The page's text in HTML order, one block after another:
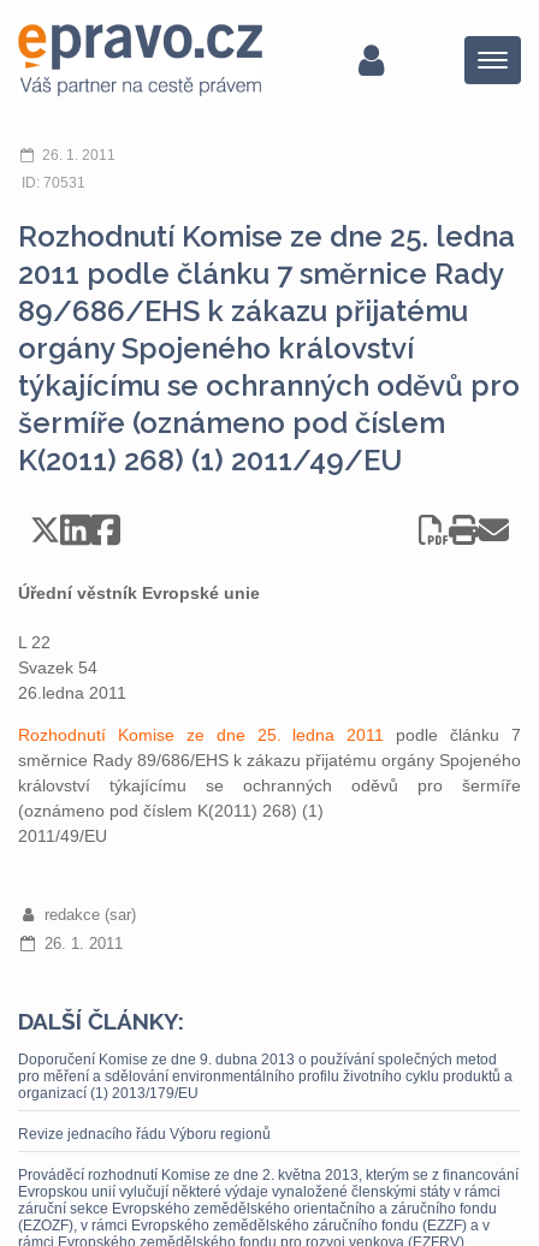
Menu
26. 1. 2011
ID: 70531
Rozhodnutí Komise ze dne 25. ledna
2011 podle článku 7 směrnice Rady
89/686/EHS k zákazu přijatému
orgány Spojeného království
týkajícímu se ochranných oděvů pro
šermíře (oznámeno pod číslem
K(2011) 268) (1) 2011/49/EU
Úřední věstník Evropské unie
L 22
Svazek 54
26.ledna 2011
Rozhodnutí Komise ze dne 25. ledna 2011 podle článku 7
směrnice Rady 89/686/EHS k zákazu přijatému orgány Spojeného
království týkajícímu se ochranných oděvů pro šermíře
(oznámeno pod číslem K(2011) 268) (1)
2011/49/EU
redakce (sar)
26. 1. 2011
DALŠÍ ČLÁNKY:
Doporučení Komise ze dne 9. dubna 2013 o používání společných metod
pro měření a sdělování environmentálního profilu životního cyklu produktů a
organizací (1) 2013/179/EU
Revize jednacího řádu Výboru regionů
Prováděcí rozhodnutí Komise ze dne 2. května 2013, kterým se z financování
Evropskou unií vylučují některé výdaje vynaložené členskými státy v rámci
záruční sekce Evropského zemědělského orientačního a záručního fondu
(EZOZF), v rámci Evropského zemědělského záručního fondu (EZZF) a v
rámci Evropského zemědělského fondu pro rozvoj venkova (EZFRV)